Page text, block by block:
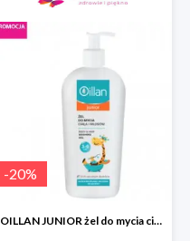
-20%
OILLAN JUNIOR żel do mycia ciała i włosów